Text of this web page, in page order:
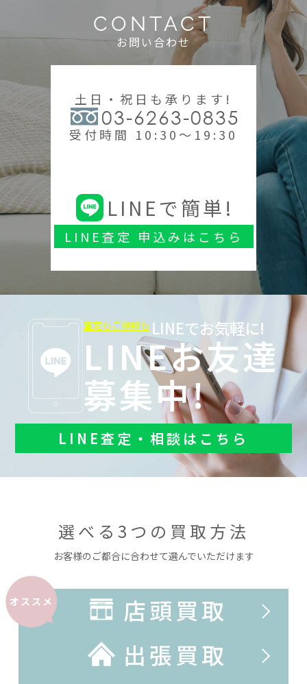
CONTACT
お問い合わせ
土日・祝日も承ります!
03-6263-0835
受付時間 10:30～19:30
LINEで簡単!
LINE査定 申込みはこちら
査定もご相談も LINEでお気軽に!
LINEお友達
募集中!
LINE査定・相談はこちら
選べる3つの買取方法
お客様のご都合に合わせて選んでいただけます
オススメ
店頭買取
出張買取